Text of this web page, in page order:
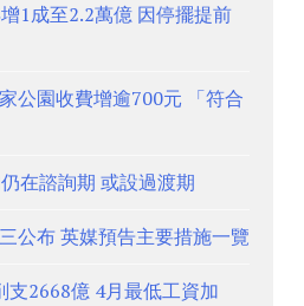
1成至2.2萬億 因停擺提前
公園收費增逾700元 「符合
在諮詢期 或設過渡期
公布 英媒預告主要措施一覽
支2668億 4月最低工資加